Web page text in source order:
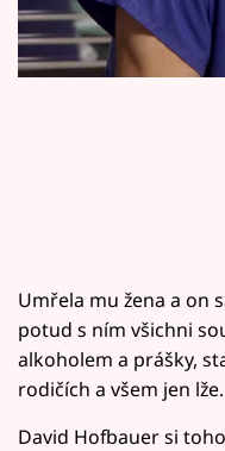
Sledujte prima+
Přihlášení
Sledujte nás
Umřela mu žena a on
potud s ním všichni
alkoholem a prášky,
rodičích a všem jen lže.
David Hofbauer si